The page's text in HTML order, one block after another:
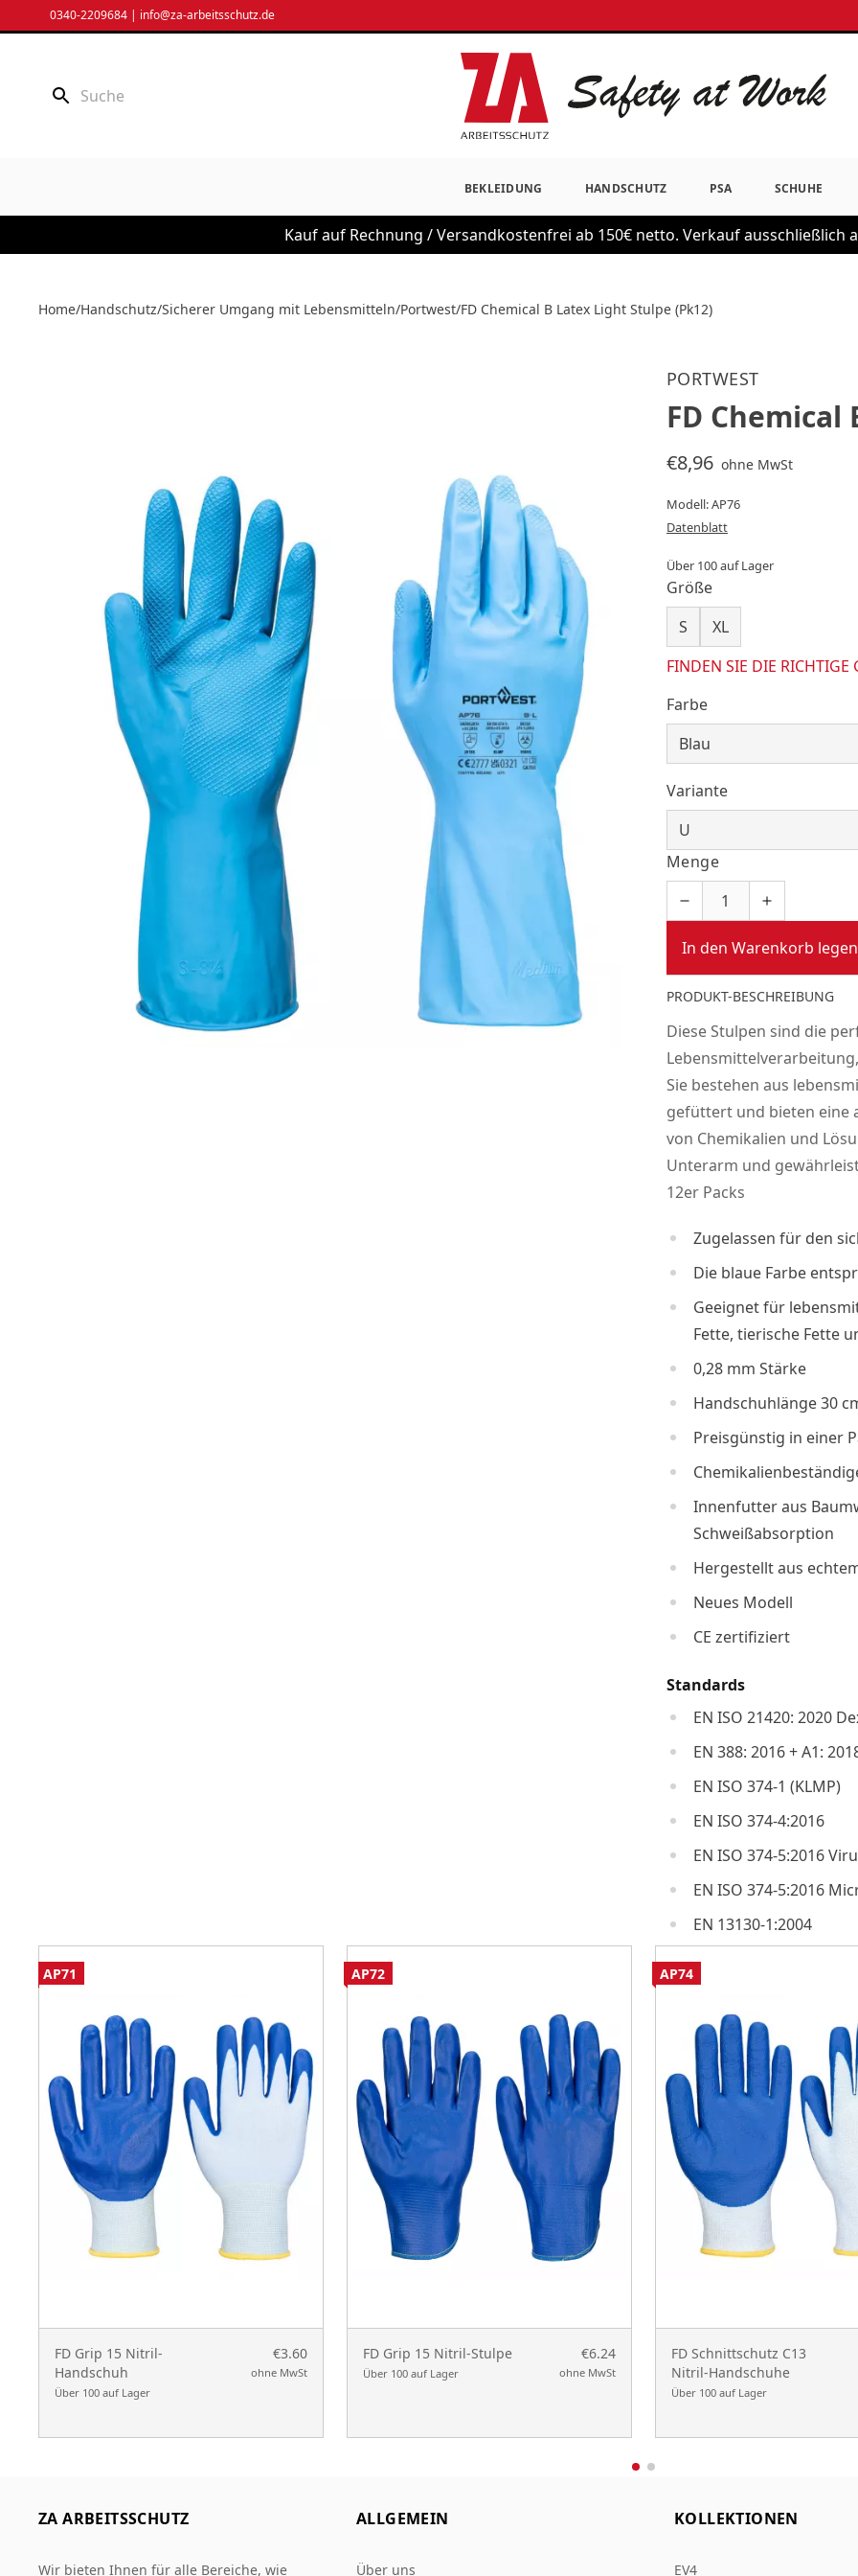
Inhalt
0340-2209684 | info@za-arbeitsschutz.de
BEKLEIDUNG HANDSCHUTZ PSA SCHUHE
Kauf auf Rechnung / Versandkostenfrei ab 150€ netto. Verkauf ausschließlich
Home/Handschutz/Sicherer Umgang mit Lebensmitteln/Portwest/FD Chemical B Latex Light Stulpe (Pk12)
PORTWEST
FD
€8,96 ohne MwSt
Modell: AP76
Datenblatt
Über 100 auf Lager
Größe
S
XL
FINDEN SIE DIE RICHTIGE
Farbe
Variante
Menge
In den Warenkorb legen
PRODUKT-BESCHREIBUNG
Diese Stulpen sind die
Sie bestehen aus
gefüttert und bieten eine
von Chemikalien und
Unterarm und
12er Packs
Zugelassen für den
Die blaue Farbe
Geeignet für
Fette, tierische Fette
0,28 mm Stärke
Handschuhlänge 30
Preisgünstig in einer
Innenfutter aus
Schweißabsorption
Hergestellt aus
Neues Modell
CE zertifiziert
Standards
EN ISO 21420: 2020
EN 388: 2016 + A1:
EN ISO 374-1 (KLMP)
EN ISO 374-4:2016
EN ISO 374-5:2016
EN ISO 374-5:2016
EN 13130-1:2004
FD Grip 15 Nitril-
Handschuh
Über 100 auf Lager
€3.60
ohne MwSt
AP71
FD Grip 15 Nitril-Stulpe
Über 100 auf Lager
€6.24
ohne MwSt
AP72
FD Schnittschutz C13
Nitril-Handschuhe
Über 100 auf Lager
AP74
ZA ARBEITSSCHUTZ
Wir bieten Ihnen für alle Bereiche, wie
ALLGEMEIN
Über uns
KOLLEKTIONEN
EV4